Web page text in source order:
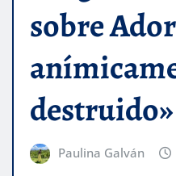
sobre
destruido»
Paulina Galván